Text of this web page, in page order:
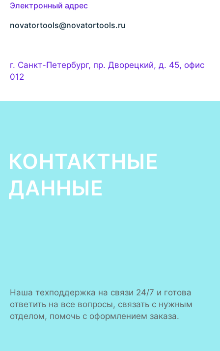
Электронный адрес
novatortools@novatortools.ru
г. Санкт-Петербург, пр. Дворецкий, д. 45, офис
012
КОНТАКТНЫЕ
ДАННЫЕ
Наша техподдержка на связи 24/7 и готова
ответить на все вопросы, связать с нужным
отделом, помочь с оформлением заказа.